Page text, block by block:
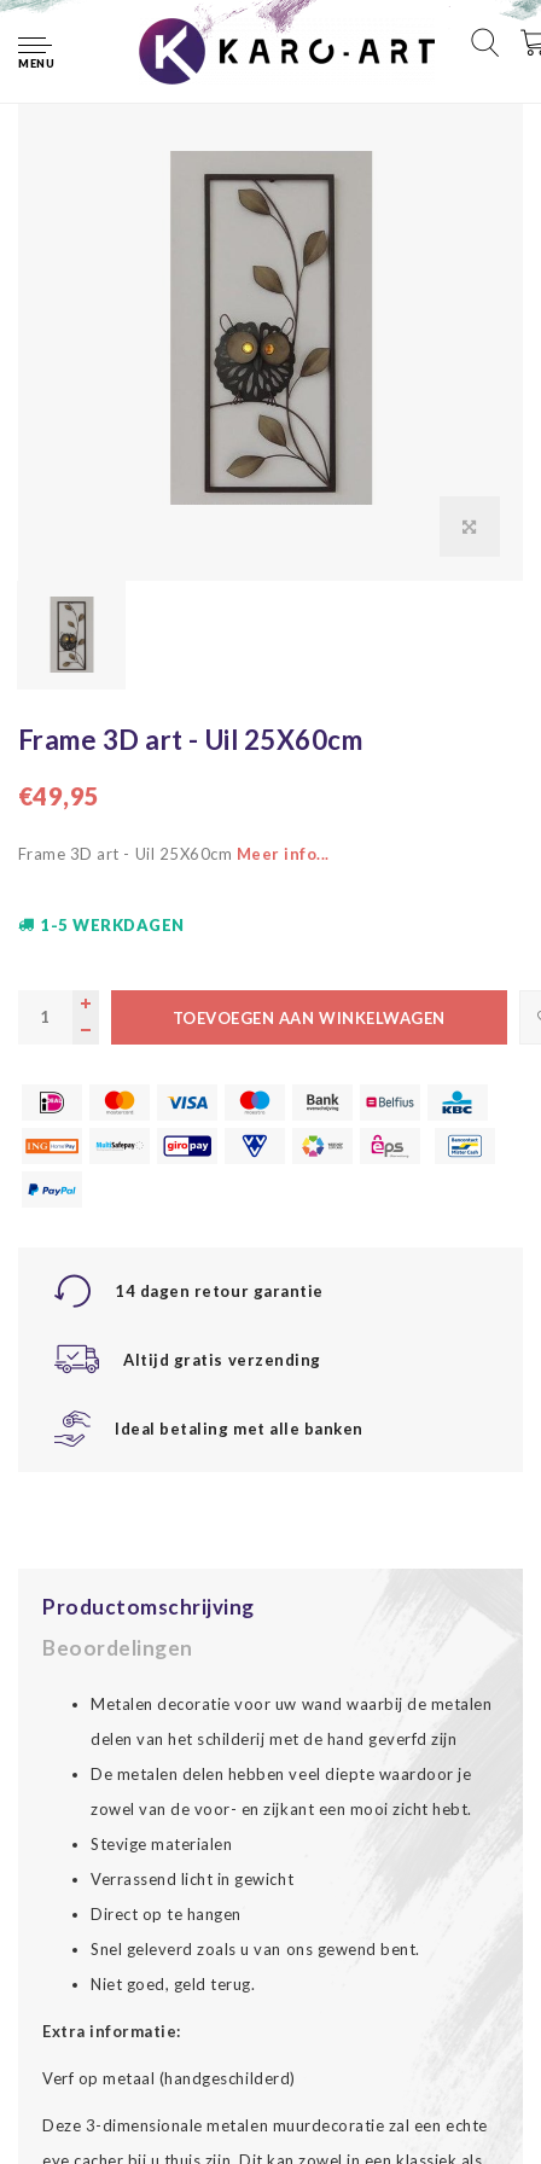
MENU
Frame 3D art - Uil 25X60cm
Frame 3D art - Uil 25X60cm
€49,95
Frame 3D art - Uil 25X60cm Meer info...
1-5 WERKDAGEN
TOEVOEGEN AAN WINKELWAGEN
14 dagen retour garantie
Altijd gratis verzending
Ideal betaling met alle banken
Productomschrijving
Beoordelingen
Metalen decoratie voor uw wand waarbij de metalen
delen van het schilderij met de hand geverfd zijn
De metalen delen hebben veel diepte waardoor je
zowel van de voor- en zijkant een mooi zicht hebt.
Stevige materialen
Verrassend licht in gewicht
Direct op te hangen
Snel geleverd zoals u van ons gewend bent.
Niet goed, geld terug.
Extra informatie:
Verf op metaal (handgeschilderd)
Deze 3-dimensionale metalen muurdecoratie zal een echte
eye cacher bij u thuis zijn. Dit kan zowel in een klassiek als